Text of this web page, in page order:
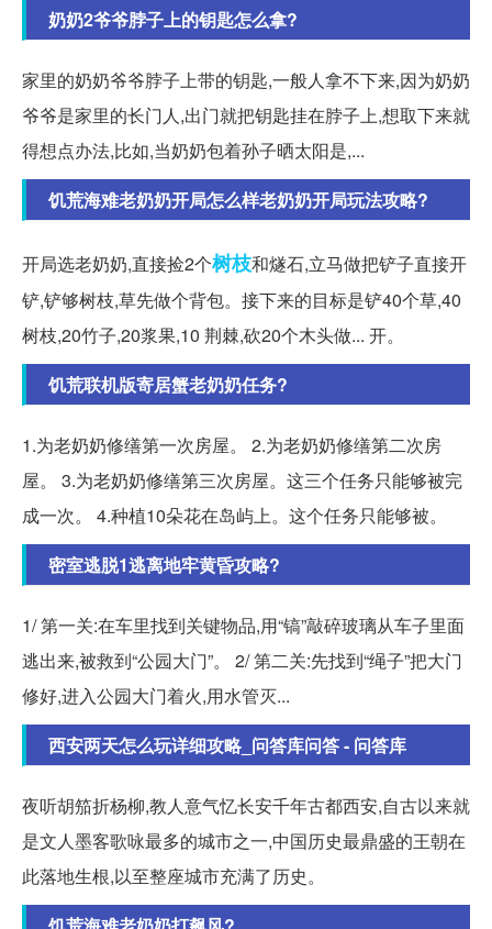
奶奶2爷爷脖子上的钥匙怎么拿?
家里的奶奶爷爷脖子上带的钥匙,一般人拿不下来,因为奶奶
爷爷是家里的长门人,出门就把钥匙挂在脖子上,想取下来就
得想点办法,比如,当奶奶包着孙子晒太阳是,...
饥荒海难老奶奶开局怎么样老奶奶开局玩法攻略?
开局选老奶奶,直接捡2个树枝和燧石,立马做把铲子直接开
铲,铲够树枝,草先做个背包。接下来的目标是铲40个草,40
树枝,20竹子,20浆果,10 荆棘,砍20个木头做... 开。
饥荒联机版寄居蟹老奶奶任务?
1.为老奶奶修缮第一次房屋。 2.为老奶奶修缮第二次房
屋。 3.为老奶奶修缮第三次房屋。这三个任务只能够被完
成一次。 4.种植10朵花在岛屿上。这个任务只能够被。
密室逃脱1逃离地牢黄昏攻略?
1/ 第一关:在车里找到关键物品,用“镐”敲碎玻璃从车子里面
逃出来,被救到“公园大门”。 2/ 第二关:先找到“绳子”把大门
修好,进入公园大门着火,用水管灭...
西安两天怎么玩详细攻略_问答库问答 - 问答库
夜听胡笳折杨柳,教人意气忆长安千年古都西安,自古以来就
是文人墨客歌咏最多的城市之一,中国历史最鼎盛的王朝在
此落地生根,以至整座城市充满了历史。